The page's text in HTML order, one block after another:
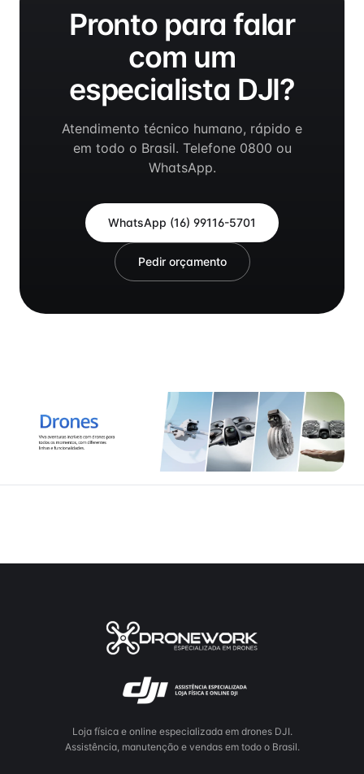
Pronto para falar
com um
especialista DJI?
Atendimento técnico humano, rápido e
em todo o Brasil. Telefone 0800 ou
WhatsApp.
WhatsApp (16) 99116-5701
Pedir orçamento
Loja física e online especializada em drones DJI.
Assistência, manutenção e vendas em todo o Brasil.